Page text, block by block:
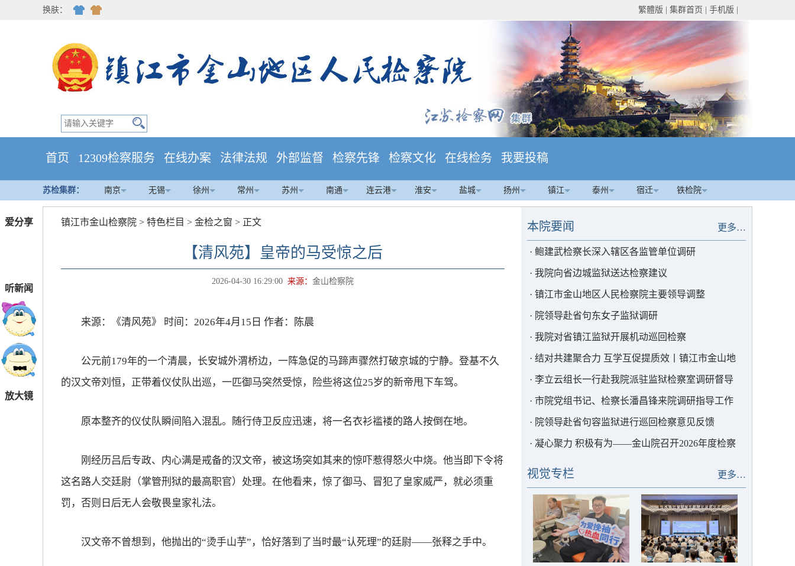
爱分享
听新闻
放大镜
换肤： 繁體版 集群首页 手机版
首页 12309检察服务 在线办案 法律法规 外部监督 检察先锋 检察文化 在线检务 我要投稿
苏检集群： 南京 无锡 徐州 常州 苏州 南通 连云港 淮安 盐城 扬州 镇江 泰州 宿迁 铁检院
镇江市金山检察院 > 特色栏目 > 金检之窗 > 正文
【清风苑】皇帝的马受惊之后
2026-04-30 16:29:00 来源： 金山检察院
来源：《清风苑》 时间：2026年4月15日 作者：陈晨
公元前179年的一个清晨，长安城外渭桥边，一阵急促的马蹄声骤然打破京城的宁静。登基不久
的汉文帝刘恒，正带着仪仗队出巡，一匹御马突然受惊，险些将这位25岁的新帝甩下车驾。
原本整齐的仪仗队瞬间陷入混乱。随行侍卫反应迅速，将一名衣衫褴褛的路人按倒在地。
刚经历吕后专政、内心满是戒备的汉文帝，被这场突如其来的惊吓惹得怒火中烧。他当即下令将
这名路人交廷尉（掌管刑狱的最高职官）处理。在他看来，惊了御马、冒犯了皇家威严，就必须重
罚，否则日后无人会敬畏皇家礼法。
汉文帝不曾想到，他抛出的“烫手山芋”，恰好落到了当时最“认死理”的廷尉——张释之手中。
更多…
本院要闻
· 鲍建武检察长深入辖区各监管单位调研
· 我院向省边城监狱送达检察建议
· 镇江市金山地区人民检察院主要领导调整
· 院领导赴省句东女子监狱调研
· 我院对省镇江监狱开展机动巡回检察
· 结对共建聚合力 互学互促提质效丨镇江市金山地
区检察院与常州市天目湖地区检察院开展结对共建活
动
· 李立云组长一行赴我院派驻监狱检察室调研督导
· 市院党组书记、检察长潘昌锋来院调研指导工作
· 院领导赴省句容监狱进行巡回检察意见反馈
· 凝心聚力 积极有为——金山院召开2026年度检察
更多…
视觉专栏